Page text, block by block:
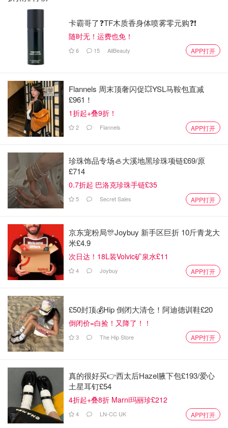
卡霸哥了❓TF木质香身体喷雾零元购❓❗
随时无！运费也免！
6 15 AllBeauty APP打开
Flannels 周末顶奢闪促💥YSL马鞍包直减
£961！
1折起+叠9折！
2 Flannels APP打开
珍珠饰品专场🦪大溪地黑珍珠项链£69/原
£714
0.7折起 巴洛克珍珠手链£35
5 Secret Sales APP打开
京东宠粉局🎊Joybuy 新手区巨折 10斤青龙大
米£4.9
次日达！18L装Volvic矿泉水£11
4 Joybuy APP打开
£50封顶💰Hip 倒闭大清仓！阿迪德训鞋£20
倒闭价=白捡！又降了！！
3 The Hip Store APP打开
真的很好买👉西太后Hazel腋下包£193/爱心
土星耳钉£54
4折起+叠8折 Marni玛丽珍£212
4 LN-CC UK APP打开